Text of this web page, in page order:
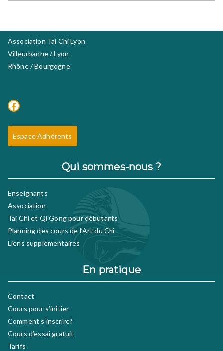
Association Tai Chi Lyon
Villeurbanne / Lyon
Rhône / Bourgogne
Facebook
Espace Adhérents
Qui sommes-nous ?
Enseignants
Association
Tai Chi et Qi Gong pour débutants
Planning des cours de l’Art du Chi
Liens supplémentaires
En pratique
Contact
Cours pour s’initier
Comment s’inscrire?
Cours d’essai gratuit
Tarifs